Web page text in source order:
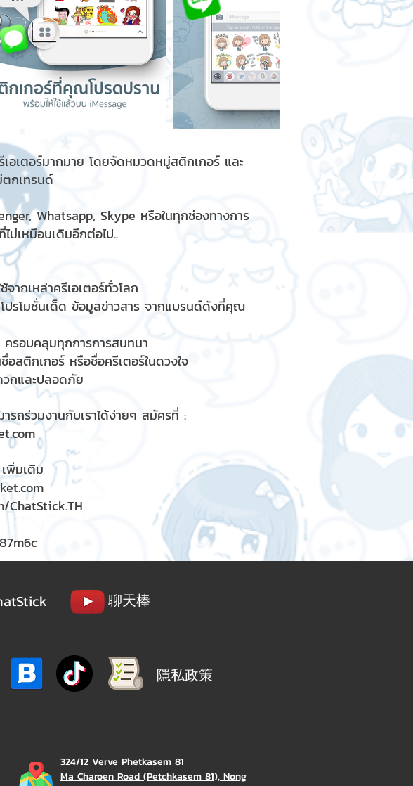
อเตอร์มากมาย โดยจัดหมวดหมู่สติกเกอร์ และ
กเทรนด์
Whatsapp, Skype หรือในทุกช่องทางการ
ม่เหมือนเดิมอีกต่อไป..
ากเหล่าครีเอเตอร์ทั่วโลก
รโมชั่นเด็ด ข้อมูลข่าวสาร จากแบรนด์ดังที่คุณ
รอบคลุมทุกการการสนทนา
สติกเกอร์ หรือชื่อครีเตอร์ในดวงใจ
วกและปลอดภัย
รถร่วมงานกับเราได้ง่ายๆ สมัครที่ :
พิ่มเติม
ChatStick.TH
聊天棒
隱私政策
324/12 Verve Phetkasem 81
Ma Charoen Road (Petchkasem 81), Nong